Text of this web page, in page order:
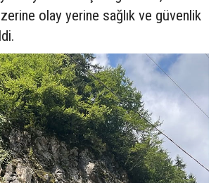
olay yerine sağlık ve güvenlik